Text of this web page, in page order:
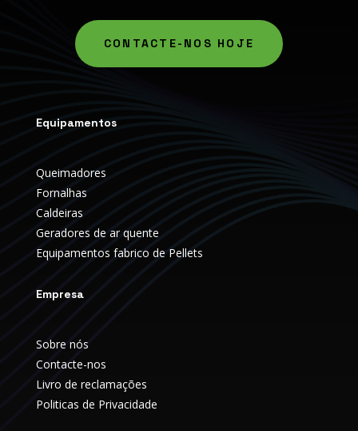
CONTACTE-NOS HOJE
Equipamentos
Queimadores
Fornalhas
Caldeiras
Geradores de ar quente
Equipamentos fabrico de Pellets
Empresa
Sobre nós
Contacte-nos
Livro de reclamações
Politicas de Privacidade